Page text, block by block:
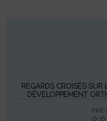
REGARDS CROISÉS
DÉVELOPPEMENT